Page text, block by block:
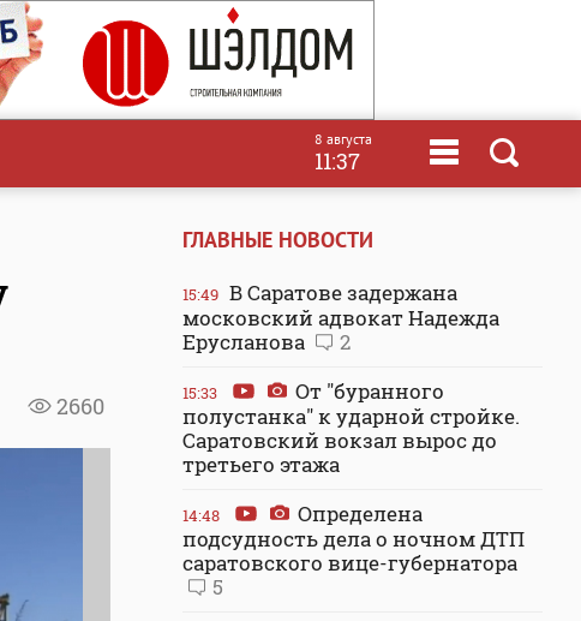
8 августа
11:37
2660
ГЛАВНЫЕ НОВОСТИ
15:49 В Саратове задержана
московский адвокат Надежда
Ерусланова
2
15:33
От "буранного
полустанка" к ударной стройке.
Саратовский вокзал вырос до
третьего этажа
14:48
Определена
подсудность дела о ночном ДТП
саратовского вице-губернатора
5